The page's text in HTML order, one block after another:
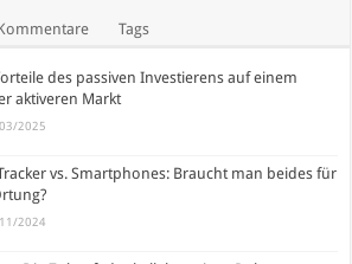
Tags
des passiven Investierens auf einem
aktiveren Markt
2025
vs. Smartphones: Braucht man beides für
2024